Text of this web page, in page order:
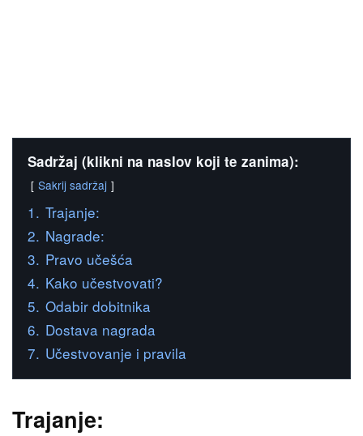
Sadržaj (klikni na naslov koji te zanima):
Sakrij sadržaj
1. Trajanje:
2. Nagrade:
3. Pravo učešća
4. Kako učestvovati?
5. Odabir dobitnika
6. Dostava nagrada
7. Učestvovanje i pravila
Trajanje: